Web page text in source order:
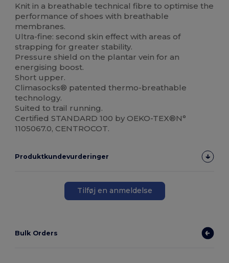
Knit in a breathable technical fibre to optimise the
performance of shoes with breathable
membranes.
Ultra-fine: second skin effect with areas of
strapping for greater stability.
Pressure shield on the plantar vein for an
energising boost.
Short upper.
Climasocks® patented thermo-breathable
technology.
Suited to trail running.
Certified STANDARD 100 by OEKO-TEX®N°
1105067.0, CENTROCOT.
Produktkundevurderinger
Tilføj en anmeldelse
Bulk Orders